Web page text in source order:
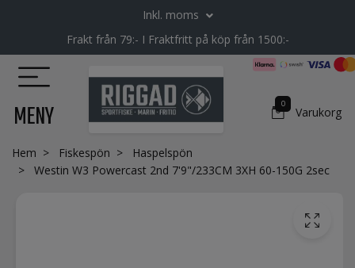
Inkl. moms
Frakt från 79:- I Fraktfritt på köp från 1500:-
MENY 0
Varukorg
Hem Fiskespön
Haspelspön
Westin W3 Powercast 2nd 7'9"/233CM 3XH 60-150G 2sec